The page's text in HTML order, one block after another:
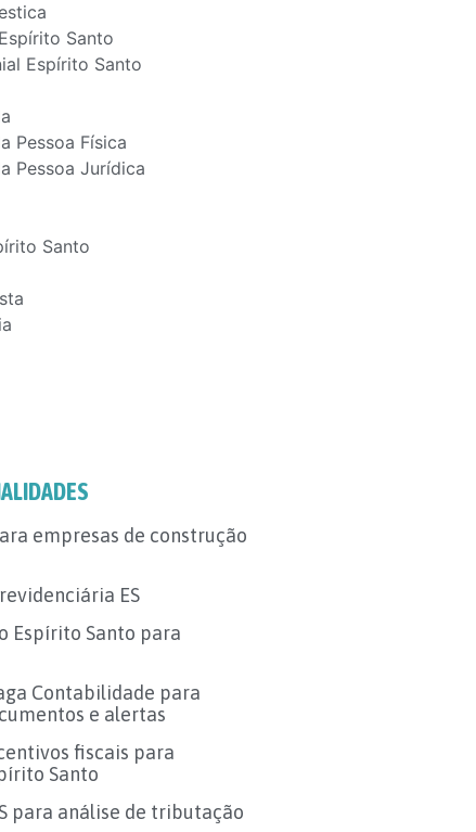
Santo
Espírito Santo
Pessoa Física
Pessoa Jurídica
Santo
empresas de construção
ES
Espírito Santo para
Contabilidade para
e alertas
fiscais para
Santo
para análise de tributação